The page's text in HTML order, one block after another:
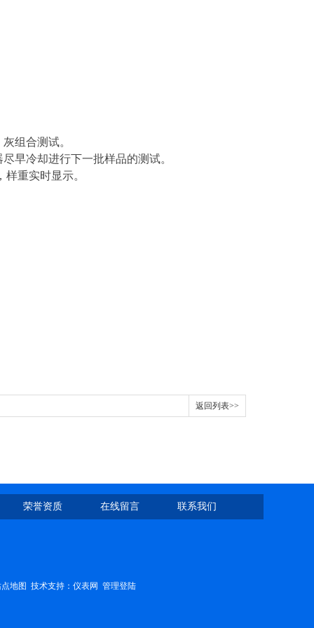
组合测试。
早冷却进行下一批样品的测试。
重实时显示。
返回列表>>
荣誉资质 在线留言 联系我们
地图 技术支持： 仪表网 管理登陆